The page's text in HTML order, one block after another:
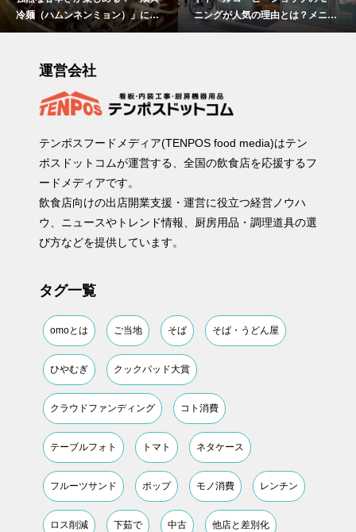
冷麺（ハムンネンミョン）」につ
いて解説！
ニングが人気の理由とは？メニュ
ーや時間、おすすめの楽しみ方を
運営会社
テンポスフードメディア(TENPOS food media)はテン
ポスドットコムが運営する、全国の飲食店を応援するフ
ードメディアです。
飲食店向けの出店開業支援・運営に役立つ経営ノウハ
ウ、ニュースやトレンド情報、厨房用品・調理道具の選
び方などを提供しています。
タグ一覧
omoとは ご当地 そば そば・うどん屋
ひやむぎ クックパッド大賞
クラウドファンディング コト消費
テーブルフォト トマト ネタケース
フルーツサンド ポップ モノ消費 レンチン
ロス削減 下茹で 中古 他店と差別化